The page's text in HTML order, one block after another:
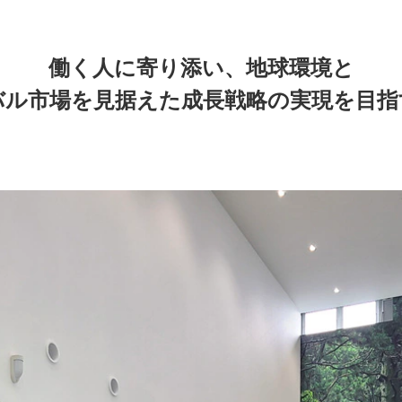
働く人に寄り添い、地球環境と
市場を見据えた成長戦略の実現を目